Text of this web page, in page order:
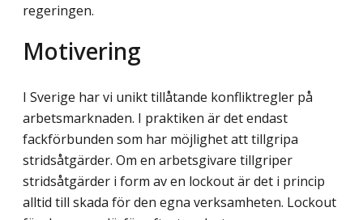
regeringen.
Motivering
I Sverige har vi unikt tillåtande konfliktregler på
arbetsmarknaden. I praktiken är det endast
fackförbunden som har möjlighet att tillgripa
stridsåtgärder. Om en arbetsgivare tillgriper
stridsåtgärder i form av en lockout är det i princip
alltid till skada för den egna verksamheten. Lockout